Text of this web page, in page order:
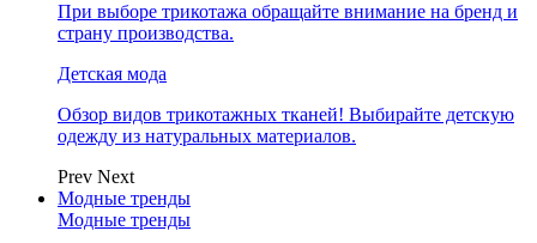
При выборе трикотажа обращайте внимание на бренд и
страну производства.
Детская мода
Обзор видов трикотажных тканей! Выбирайте детскую
одежду из натуральных материалов.
Prev Next
Модные тренды
Модные тренды